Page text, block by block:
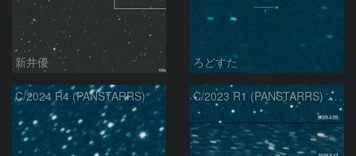
新井優 ろどすた
C/2024 R4 (PANSTARRS) C/2023 R1 (PANSTARRS) の変化